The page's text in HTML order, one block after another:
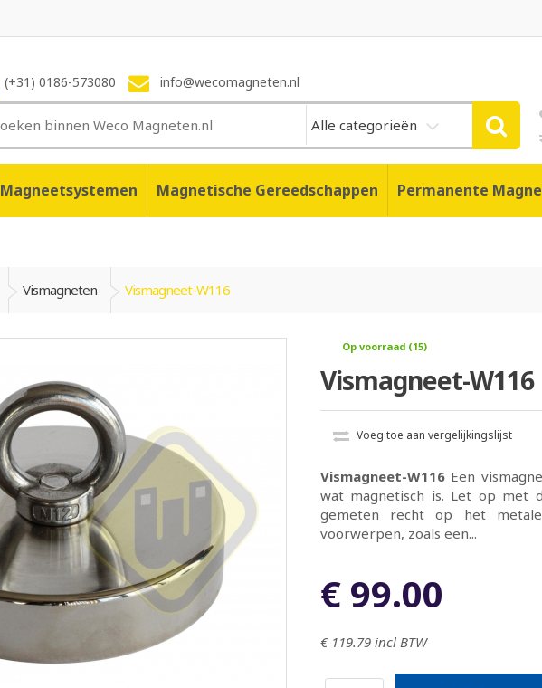
(+31) 0186-573080 info@wecomagneten.nl
Alle categorieën
Magneetsystemen Magnetische Gereedschappen Permanente
Vismagneten Vismagneet-W116
Op voorraad (15)
Vismagneet-W116
Voeg toe aan vergelijkingslijst
Vismagneet-W116Een
wat magnetisch is. Let op met
gemeten recht op het
voorwerpen, zoals een...
€ 99.00
€ 119.79incl BTW